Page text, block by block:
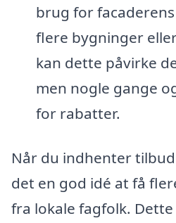
brug for
flere bygninger
kan dette påvirke
men nogle gange
for rabatter.
Når du indhenter
det en god idé at få
fra lokale fagfolk.